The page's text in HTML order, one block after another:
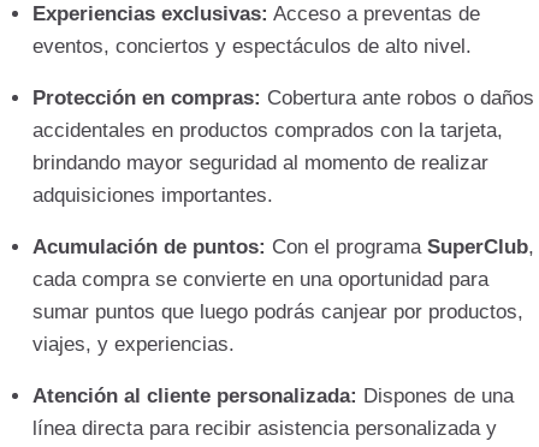
Experiencias exclusivas: Acceso a preventas de
eventos, conciertos y espectáculos de alto nivel.
Protección en compras: Cobertura ante robos o daños
accidentales en productos comprados con la tarjeta,
brindando mayor seguridad al momento de realizar
adquisiciones importantes.
Acumulación de puntos: Con el programaSuperClub,
cada compra se convierte en una oportunidad para
sumar puntos que luego podrás canjear por productos,
viajes, y experiencias.
Atención al cliente personalizada: Dispones de una
línea directa para recibir asistencia personalizada y